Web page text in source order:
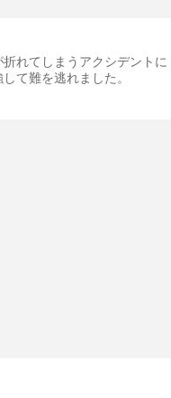
れてしまうアクシデントに
て難を逃れました。